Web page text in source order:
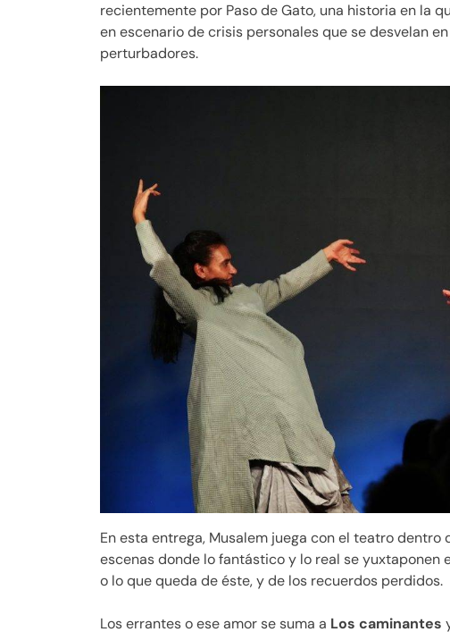
recientemente por Paso de Gato, una historia en la
en escenario de crisis personales que se desvelan
perturbadores.
En esta entrega, Musalem juega con el teatro
escenas donde lo fantástico y lo real se yuxtaponen
o lo que queda de éste, y de los recuerdos perdidos.
Los errantes o ese amor se suma a Los caminantes